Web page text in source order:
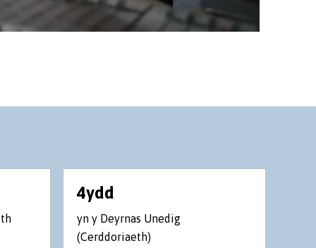
4ydd
yn y Deyrnas Unedig
(Cerddoriaeth)